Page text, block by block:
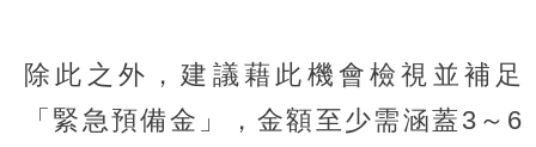
除此之外，建議藉此機會檢視並補足
「緊急預備金」，金額至少需涵蓋3～6